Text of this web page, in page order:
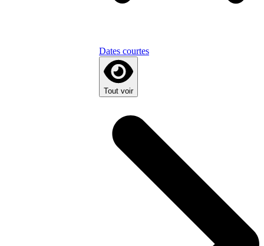
Dates courtes
Tout voir